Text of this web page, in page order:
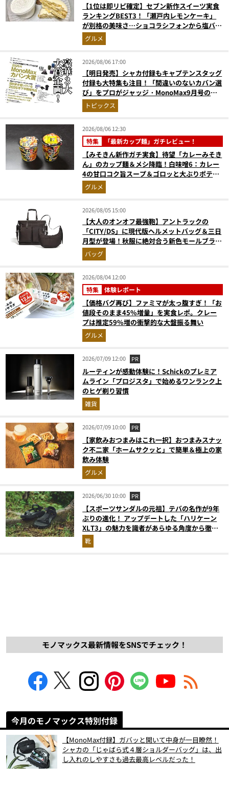
【1位は即リピ確定】セブン新作スイーツ実食
ランキングBEST3！「瀬戸内レモンケーキ」
が別格の美味さ…ショコラシフォンから塩バニ
ラプリンまで本気レビュー
グルメ
2026/08/06 17:00
【明日発売】シャカ付録もキャプテンスタッグ
付録も大特集も注目！「間違いのないカバン選
び」をプロがジャッジ・MonoMax9月号の目
次を公開
トピックス
2026/08/06 12:30
特集 「最新カップ麺」ガチレビュー！
【みそきん新作ガチ実食】待望「カレーみそき
ん」のカップ麺＆メシ降臨！白味噌6：カレー
4の甘口コク旨スープ＆ゴロッと大ぶりポテト
に歓喜
グルメ
2026/08/05 15:00
【大人のオンオフ最強鞄】アントラックの
「CITY/DS」に現代版ヘルメットバッグ＆三日
月型が登場！秋服に絶対合う新色モールブラウ
ンが傑作
バッグ
2026/08/04 12:00
特集 体験レポート
【価格バグ再び】ファミマが太っ腹すぎ！「お
値段そのまま45%増量」を実食レポ。クレー
プは推定59%増の衝撃的な大盤振る舞い
グルメ
2026/07/09 12:00 PR
ルーティンが感動体験に！Schickのプレミア
ムライン「プロジスタ」で始めるワンランク上
のヒゲ剃り習慣
雑貨
2026/07/09 10:00 PR
【家飲みおつまみはこれ一択】おつまみスナッ
ク不二家「ホームサクッと」で簡単＆極上の家
飲み体験
グルメ
2026/06/30 10:00 PR
【スポーツサンダルの元祖】テバの名作が9年
ぶりの進化！ アップデートした「ハリケーン
XLT3」の魅力を識者があらゆる角度から徹底
解説！
靴
モノマックス最新情報をSNSでチェック！
今月のモノマックス特別付録
【MonoMax付録】ガバッと開いて中身が一目瞭然！
シャカの「じゃばら式４層ショルダーバッグ」は、出
し入れのしやすさも過去最高レベルだった！